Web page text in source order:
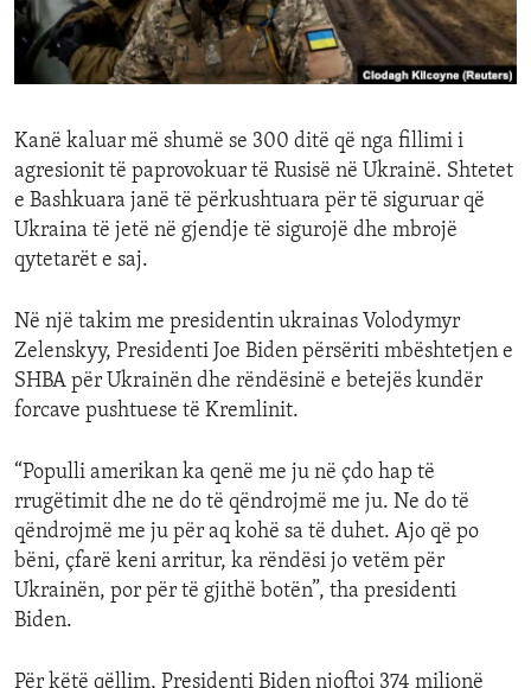
ENVIRONMENT AND HEALTH
IDEALS AND INSTITUTIONS
Kanë kaluar më shumë se 300 ditë që nga fillimi i
agresionit të paprovokuar të Rusisë në Ukrainë. Shtetet
e Bashkuara janë të përkushtuara për të siguruar që
Ukraina të jetë në gjendje të sigurojë dhe mbrojë
qytetarët e saj.
Në një takim me presidentin ukrainas Volodymyr
Zelenskyy, Presidenti Joe Biden përsëriti mbështetjen e
SHBA për Ukrainën dhe rëndësinë e betejës kundër
forcave pushtuese të Kremlinit.
“Populli amerikan ka qenë me ju në çdo hap të
rrugëtimit dhe ne do të qëndrojmë me ju. Ne do të
qëndrojmë me ju për aq kohë sa të duhet. Ajo që po
bëni, çfarë keni arritur, ka rëndësi jo vetëm për
Ukrainën, por për të gjithë botën”, tha presidenti
Biden.
Për këtë qëllim, Presidenti Biden njoftoi 374 milionë